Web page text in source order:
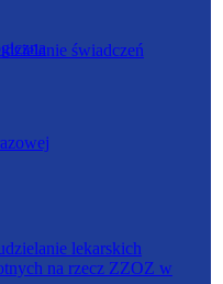
świadczeń
lekarskich
na rzecz ZZOZ w